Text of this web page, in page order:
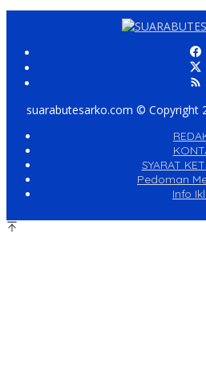
suarabutesarko.com © Copyright
SYARAT
Pedoman
Info